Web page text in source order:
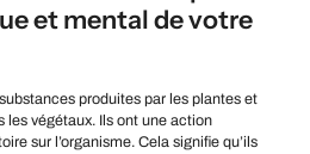
et mental de votre
produites par les plantes et
végétaux. Ils ont une action
sur l’organisme. Cela signifie qu’ils